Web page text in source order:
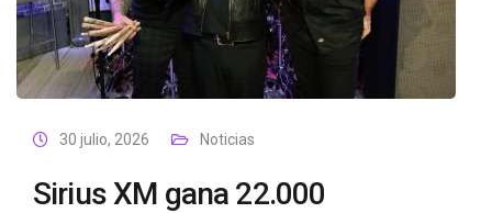
30 julio, 2026 Noticias
Sirius XM gana 22.000